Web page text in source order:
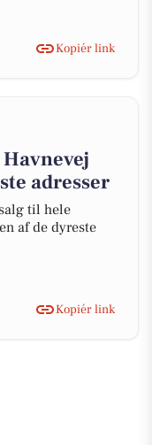
Kopiér link
adresser
til hele
af de dyreste
Kopiér link